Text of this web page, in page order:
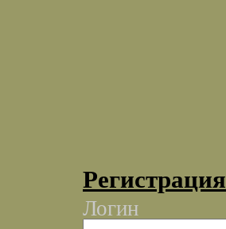
Регистрация
Логин